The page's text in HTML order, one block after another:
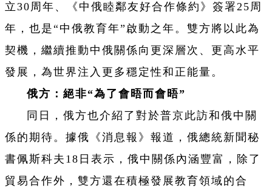
立30周年、《中俄睦鄰友好合作條約》簽署25周
年，也是“中俄教育年”啟動之年。雙方將以此為
契機，繼續推動中俄關係向更深層次、更高水平
發展，為世界注入更多穩定性和正能量。
俄方：絕非“為了會晤而會晤”
同日，俄方也介紹了對於普京此訪和俄中關
係的期待。據俄《消息報》報道，俄總統新聞秘
書佩斯科夫18日表示，俄中關係內涵豐富，除了
貿易合作外，雙方還在積極發展教育領域的合